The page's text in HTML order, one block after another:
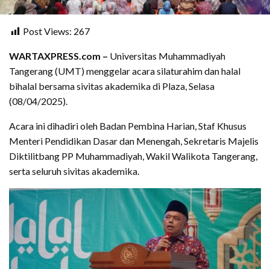
Post Views: 267
WARTAXPRESS.com – Universitas Muhammadiyah
Tangerang (UMT) menggelar acara silaturahim dan halal
bihalal bersama sivitas akademika di Plaza, Selasa
(08/04/2025).
Acara ini dihadiri oleh Badan Pembina Harian, Staf Khusus
Menteri Pendidikan Dasar dan Menengah, Sekretaris Majelis
Diktilitbang PP Muhammadiyah, Wakil Walikota Tangerang,
serta seluruh sivitas akademika.